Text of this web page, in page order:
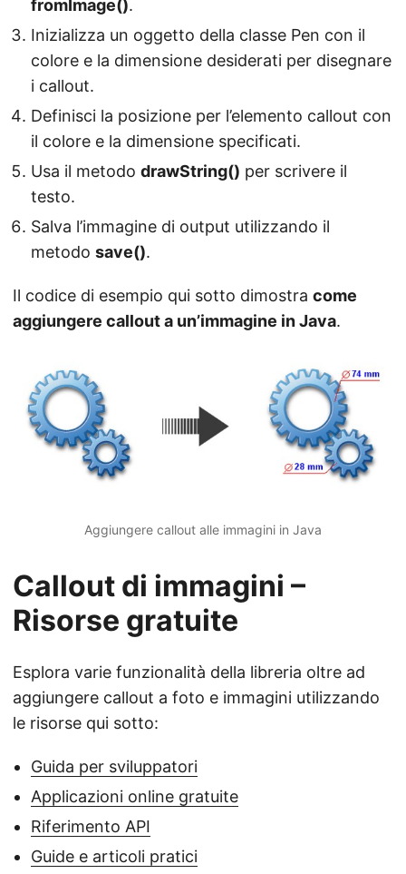
fromImage().
Inizializza un oggetto della classe Pen con il
colore e la dimensione desiderati per disegnare
i callout.
Definisci la posizione per l’elemento callout con
il colore e la dimensione specificati.
Usa il metodo drawString() per scrivere il
testo.
Salva l’immagine di output utilizzando il
metodo save().
Il codice di esempio qui sotto dimostra come
aggiungere callout a un’immagine in Java.
Aggiungere callout alle immagini in Java
Callout di immagini –
Risorse gratuite
Esplora varie funzionalità della libreria oltre ad
aggiungere callout a foto e immagini utilizzando
le risorse qui sotto:
Guida per sviluppatori
Applicazioni online gratuite
Riferimento API
Guide e articoli pratici